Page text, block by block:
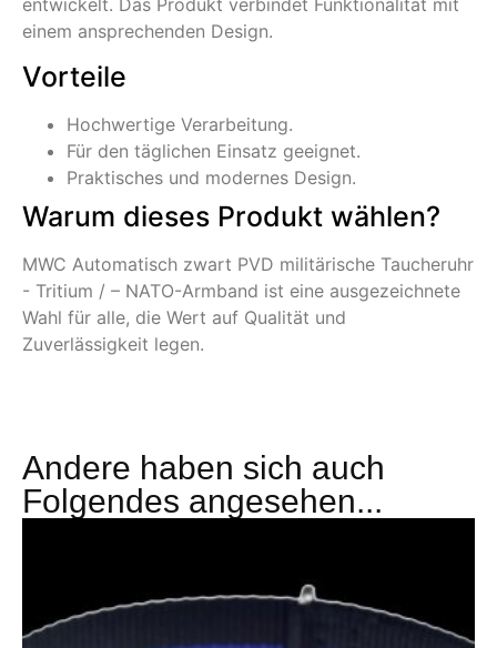
entwickelt. Das Produkt verbindet Funktionalität mit
einem ansprechenden Design.
Vorteile
Hochwertige Verarbeitung.
Für den täglichen Einsatz geeignet.
Praktisches und modernes Design.
Warum dieses Produkt wählen?
MWC Automatisch zwart PVD militärische Taucheruhr
- Tritium / – NATO-Armband ist eine ausgezeichnete
Wahl für alle, die Wert auf Qualität und
Zuverlässigkeit legen.
Andere haben sich auch
Folgendes angesehen...